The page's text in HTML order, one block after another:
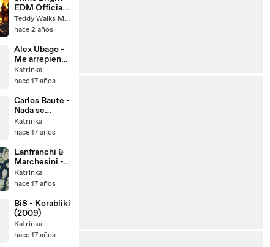
2008 +lyrics
HD
EDM Official
Dance MusicTeddy Walks Music
hace 2 años
Alex Ubago -
Me arrepiento
(2009)
Katrinka
hace 17 años
Carlos Baute -
Nada se
compara a ti
(con Maria
Katrinka
hace 17 años
Lanfranchi &
Marchesini -
Boys And
Girls (2009)
Katrinka
hace 17 años
BiS - Korabliki
(2009)
Katrinka
hace 17 años